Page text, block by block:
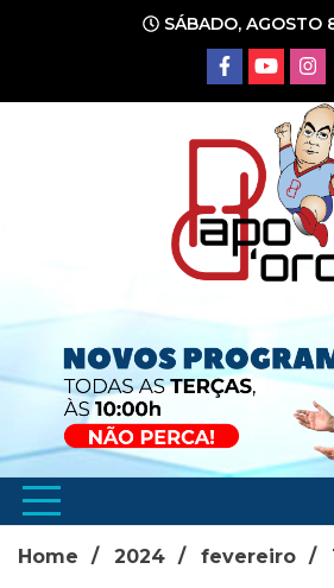
conteúdo
SÁBADO, AGOSTO
Home 2024 fevereiro